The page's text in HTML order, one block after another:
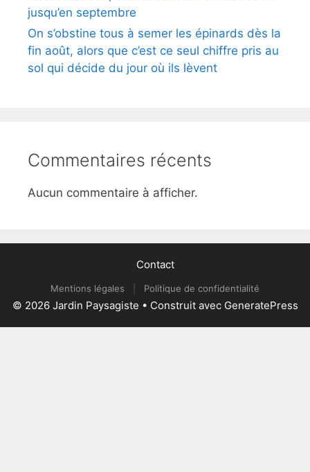
jusqu’en septembre
On s’obstine tous à semer les épinards dès la
fin août, alors que c’est ce seul chiffre pris au
sol qui décide du jour où ils lèvent
Commentaires récents
Aucun commentaire à afficher.
Contact
Mentions légales Politique de confidentialité
© 2026 Jardin Paysagiste • Construit avec GeneratePress